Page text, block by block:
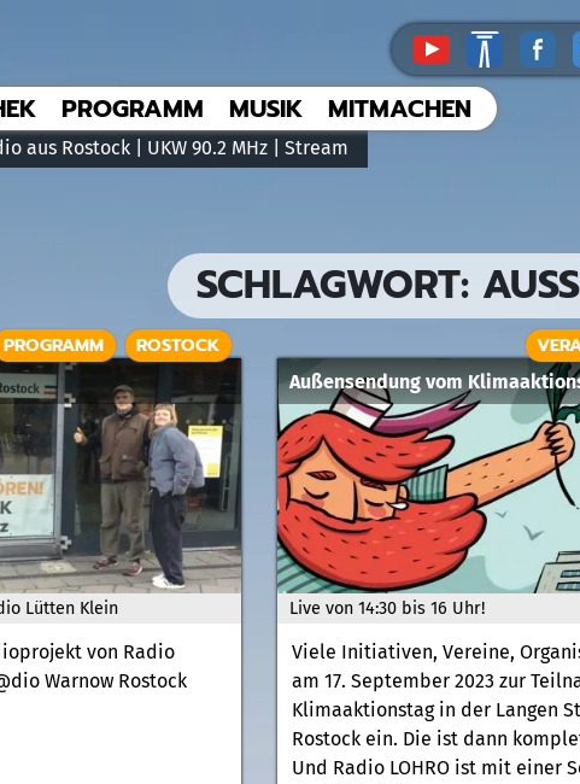
aus Rostock | UKW 90.2 MHz | Stream
PROGRAMM MUSIK MITMACHEN
SCHLAGWORT:
Lütten Klein
PROGRAMM ROSTOCK
von Radio
Warnow Rostock
Live von 14:30 bis 16 Uhr!
Außensendung vom
Viele Initiativen, Vereine,
am 17. September 2023 zur
Klimaaktionstag in der Langen
Rostock ein. Die ist dann
Und Radio LOHRO ist mit einer